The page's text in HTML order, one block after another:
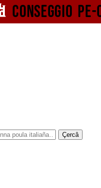
Conseggio pe-
Çercâ